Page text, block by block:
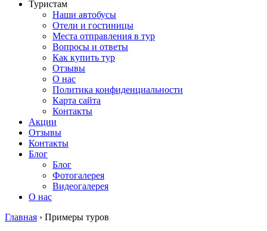
Туристам
Наши автобусы
Отели и гостиницы
Места отправления в тур
Вопросы и ответы
Как купить тур
Отзывы
О нас
Политика конфиденциальности
Карта сайта
Контакты
Акции
Отзывы
Контакты
Блог
Блог
Фотогалерея
Видеогалерея
О нас
Главная › Примеры туров